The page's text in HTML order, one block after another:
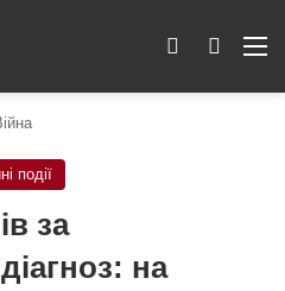
Пошук
Switch skin
події
за
на